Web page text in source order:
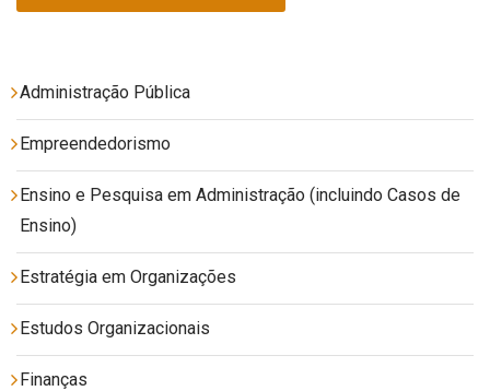
Administração Pública
Empreendedorismo
Ensino e Pesquisa em Administração (incluindo Casos de
Ensino)
Estratégia em Organizações
Estudos Organizacionais
Finanças